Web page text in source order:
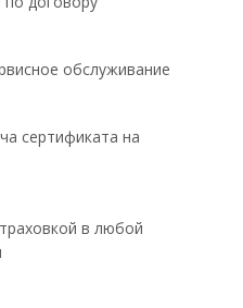
обслуживание
сертификата на
в любой